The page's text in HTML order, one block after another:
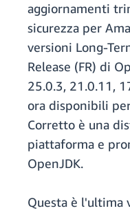
aggiornamenti
sicurezza per
versioni Long-
Release (FR) di
25.0.3, 21.0.11,
ora disponibili
Corretto è una
piattaforma e
OpenJDK.
Questa è l'ultima